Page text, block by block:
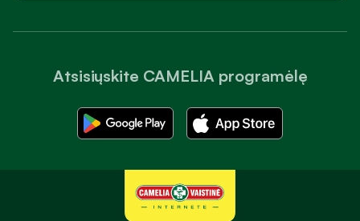
Atsisiųskite CAMELIA programėlę